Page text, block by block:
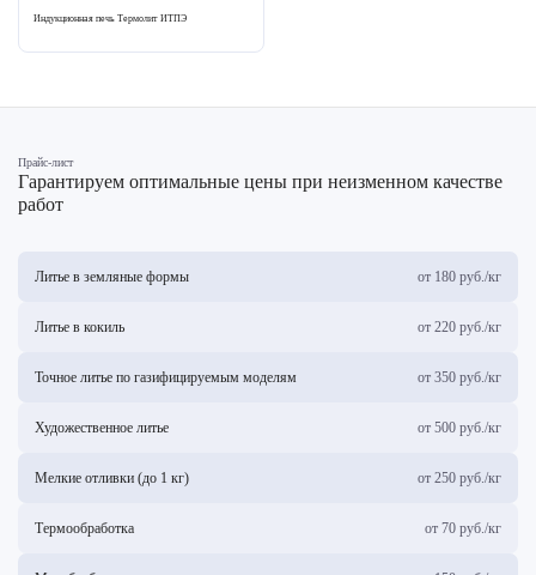
Индукционная печь Термолит ИТПЭ
Прайс-лист
Гарантируем оптимальные цены при неизменном качестве
работ
Литье в земляные формы от 180 руб./кг
Литье в кокиль от 220 руб./кг
Точное литье по газифицируемым моделям от 350 руб./кг
Художественное литье от 500 руб./кг
Мелкие отливки (до 1 кг) от 250 руб./кг
Термообработка от 70 руб./кг